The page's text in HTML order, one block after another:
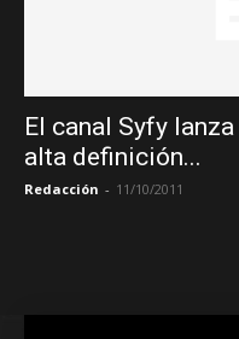
El canal Syfy
alta definición...
Redacción - 11/10/2011